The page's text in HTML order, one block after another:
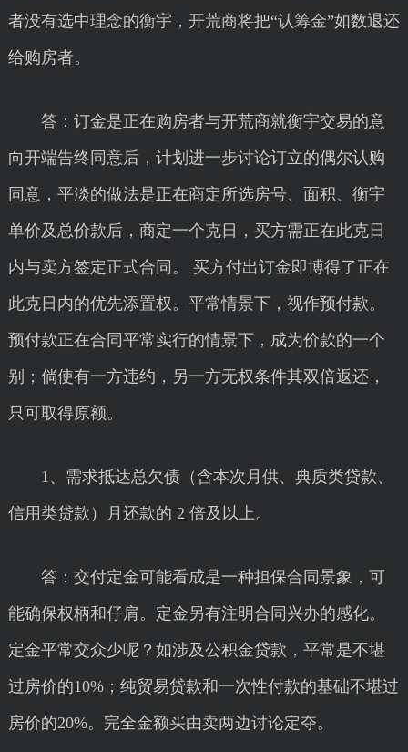
者没有选中理念的衡宇，开荒商将把“认筹金”如数退还
给购房者。
答：订金是正在购房者与开荒商就衡宇交易的意
向开端告终同意后，计划进一步讨论订立的偶尔认购
同意，平淡的做法是正在商定所选房号、面积、衡宇
单价及总价款后，商定一个克日，买方需正在此克日
内与卖方签定正式合同。 买方付出订金即博得了正在
此克日内的优先添置权。平常情景下，视作预付款。
预付款正在合同平常实行的情景下，成为价款的一个
别；倘使有一方违约，另一方无权条件其双倍返还，
只可取得原额。
1、需求抵达总欠债（含本次月供、典质类贷款、
信用类贷款）月还款的 2 倍及以上。
答：交付定金可能看成是一种担保合同景象，可
能确保权柄和仔肩。定金另有注明合同兴办的感化。
定金平常交众少呢？如涉及公积金贷款，平常是不堪
过房价的10%；纯贸易贷款和一次性付款的基础不堪过
房价的20%。完全金额买由卖两边讨论定夺。